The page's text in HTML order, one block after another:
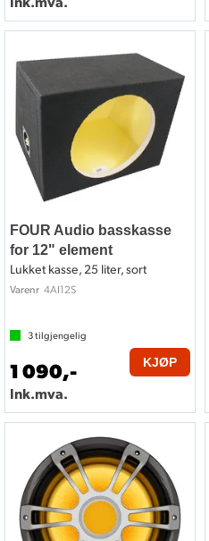
FOUR Audio basskasse
for 12" element
Lukket kasse, 25 liter, sort
Varenr 4AI12S
3tilgjengelig
1 090,-
Ink.mva.
KJØP